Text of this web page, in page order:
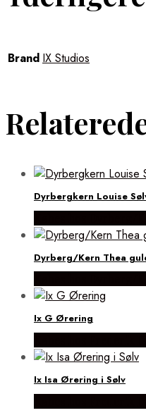
Brand IX Studios
Dyrbergkern Louise
Dyrberg/Kern Thea
Ix G Ørering
Ix Isa Ørering i Sølv